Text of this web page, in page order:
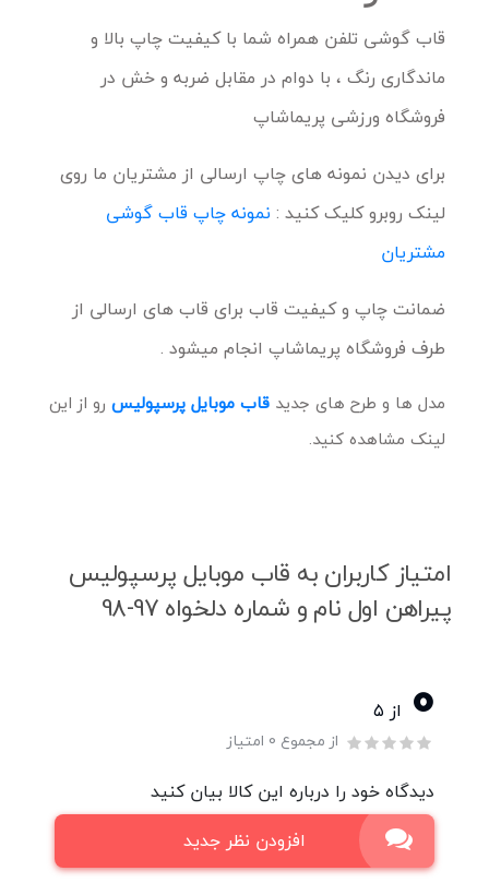
قاب گوشی تلفن همراه شما با کیفیت چاپ بالا و
ماندگاری رنگ ، با دوام در مقابل ضربه و خش در
فروشگاه ورزشی پریماشاپ
برای دیدن نمونه های چاپ ارسالی از مشتریان ما روی
لینک روبرو کلیک کنید : نمونه چاپ قاب گوشی
مشتریان
ضمانت چاپ و کیفیت قاب برای قاب های ارسالی از
طرف فروشگاه پریماشاپ انجام میشود .
مدل ها و طرح های جدید قاب موبایل پرسپولیس رو از این
لینک مشاهده کنید.
امتیاز کاربران به قاب موبایل پرسپولیس
پیراهن اول نام و شماره دلخواه 97-98
0 از ۵
از مجموع 0 امتیاز
دیدگاه خود را درباره این کالا بیان کنید
افزودن نظر جدید